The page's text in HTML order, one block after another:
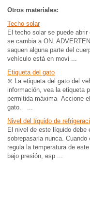
Otros materiales:
Techo solar
El techo solar se puede
se cambia a ON.
saquen alguna parte del
vehículo está en movi ...
Etiqueta del gato
❈ La etiqueta del gato del
información, vea la etiqueta
permitida máxima Accione
gato. ...
Nivel del líquido de
El nivel de este líquido
sobrepasarla nunca.
regula la temperatura de
bajo presión, esp ...